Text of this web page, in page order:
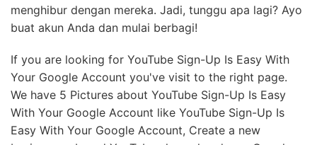
menghibur dengan mereka. Jadi, tunggu apa lagi? Ayo
buat akun Anda dan mulai berbagi!
If you are looking for YouTube Sign-Up Is Easy With
Your Google Account you've visit to the right page.
We have 5 Pictures about YouTube Sign-Up Is Easy
With Your Google Account like YouTube Sign-Up Is
Easy With Your Google Account, Create a new